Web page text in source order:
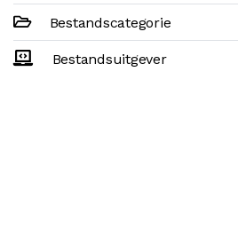
Bestandscategorie
Bestandsuitgever